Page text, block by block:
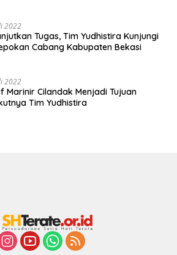
2022
Tugas, Tim Yudhistira Kunjungi
Cabang Kabupaten Bekasi
2022
Marinir Cilandak Menjadi Tujuan
Tim Yudhistira